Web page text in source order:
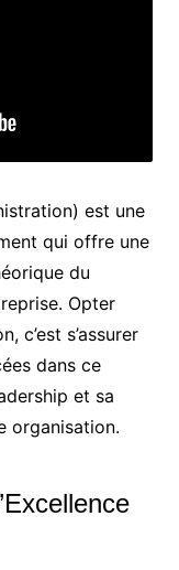
est une
qui offre une
du
Opter
c’est s’assurer
dans ce
et sa
organisation.